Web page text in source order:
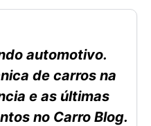
automotivo.
de carros na
e as últimas
no Carro Blog.